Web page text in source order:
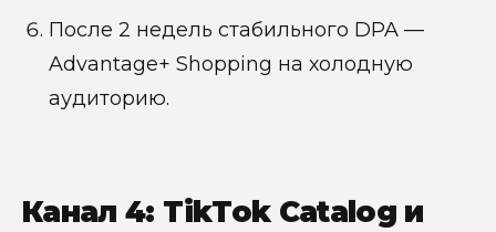
После 2 недель стабильного DPA —
Advantage+ Shopping на холодную
аудиторию.
Канал 4: TikTok Catalog и